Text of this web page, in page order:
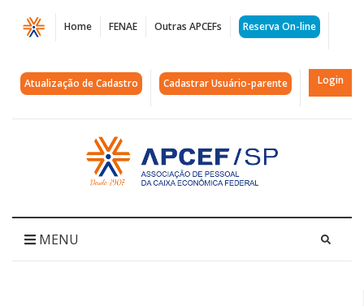
Página
Vitória:
trabalhadores
extinção
OS
Home FENAE Outras APCEFs Reserva On-line
Atualização de Cadastro Cadastrar Usuário-parente Login
Acessar
página
inicial
MENU